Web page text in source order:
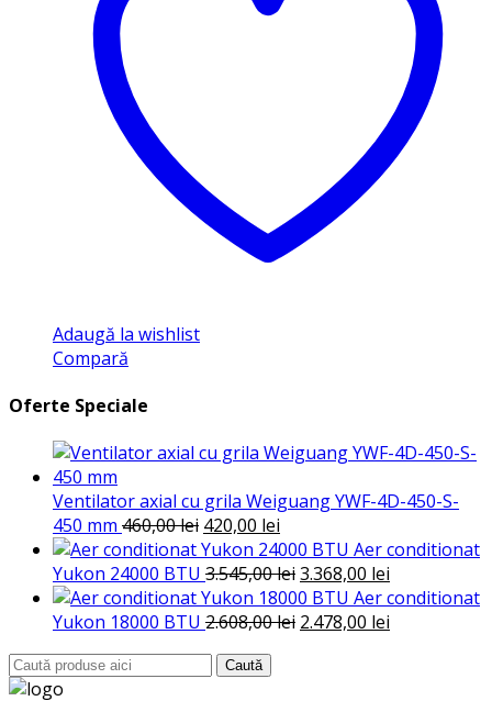
Adaugă la wishlist
Compară
Oferte Speciale
Ventilator axial cu grila Weiguang YWF-4D-450-S-
450 mm 460,00lei Prețul
inițial
a
fost:
460,00 lei.
420,00 lei
curent
este:
420,00 lei.
Aer conditionat
Yukon 24000 BTU 3.545,00leiPrețul
inițial
a
3.368,00 lei
curent
Aer conditionat
Yukon 18000 BTU 2.608,00lei Prețul
2.478,00 lei
Search
for:
Caută